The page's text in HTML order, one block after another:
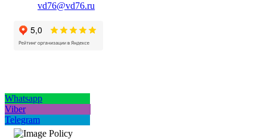
vd76@vd76.ru
Whatsapp
Viber
Telegram